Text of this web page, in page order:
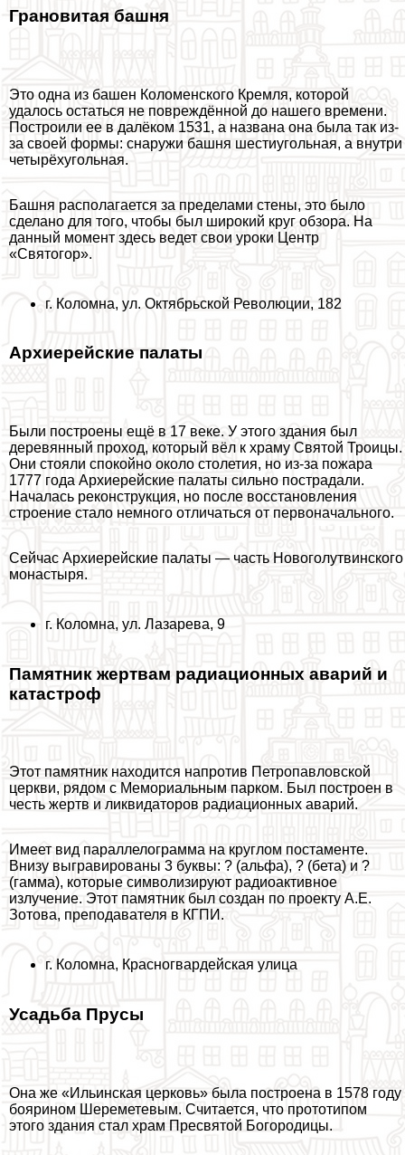
Грановитая башня
Это одна из башен Коломенского Кремля, которой
удалось остаться не повреждённой до нашего времени.
Построили ее в далёком 1531, а названа она была так из-
за своей формы: снаружи башня шестиугольная, а внутри
четырёхугольная.
Башня располагается за пределами стены, это было
сделано для того, чтобы был широкий круг обзора. На
данный момент здесь ведет свои уроки Центр
«Святогор».
г. Коломна, ул. Октябрьской Революции, 182
Архиерейские палаты
Были построены ещё в 17 веке. У этого здания был
деревянный проход, который вёл к храму Святой Троицы.
Они стояли спокойно около столетия, но из-за пожара
1777 года Архиерейские палаты сильно пострадали.
Началась реконструкция, но после восстановления
строение стало немного отличаться от первоначального.
Сейчас Архиерейские палаты — часть Новоголутвинского
монастыря.
г. Коломна, ул. Лазарева, 9
Памятник жертвам радиационных аварий и
катастроф
Этот памятник находится напротив Петропавловской
церкви, рядом с Мемориальным парком. Был построен в
честь жертв и ликвидаторов радиационных аварий.
Имеет вид параллелограмма на круглом постаменте.
Внизу выгравированы 3 буквы: ? (альфа), ? (бета) и ?
(гамма), которые символизируют радиоактивное
излучение. Этот памятник был создан по проекту А.Е.
Зотова, преподавателя в КГПИ.
г. Коломна, Красногвардейская улица
Усадьба Прусы
Она же «Ильинская церковь» была построена в 1578 году
боярином Шереметевым. Считается, что прототипом
этого здания стал храм Пресвятой Богородицы.